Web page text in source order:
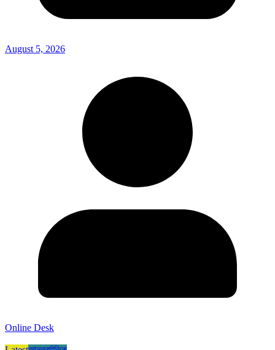
August 5, 2026
Online Desk